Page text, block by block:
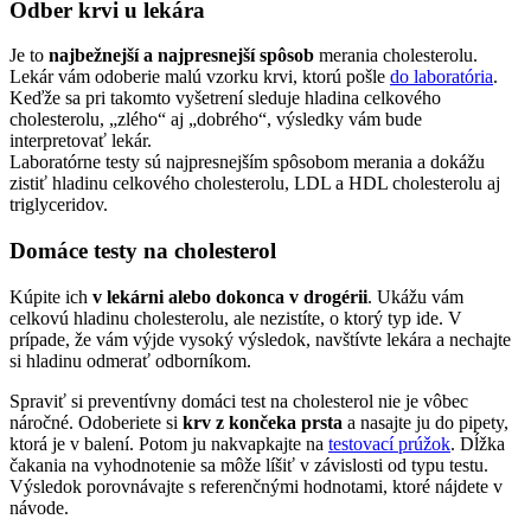
Odber krvi u lekára
Je to najbežnejší a najpresnejší spôsob merania cholesterolu.
Lekár vám odoberie malú vzorku krvi, ktorú pošle do laboratória.
Keďže sa pri takomto vyšetrení sleduje hladina celkového
cholesterolu, „zlého“ aj „dobrého“, výsledky vám bude
interpretovať lekár.
Laboratórne testy sú najpresnejším spôsobom merania a dokážu
zistiť hladinu celkového cholesterolu, LDL a HDL cholesterolu aj
triglyceridov.
Domáce testy na cholesterol
Kúpite ich v lekárni alebo dokonca v drogérii. Ukážu vám
celkovú hladinu cholesterolu, ale nezistíte, o ktorý typ ide. V
prípade, že vám výjde vysoký výsledok, navštívte lekára a nechajte
si hladinu odmerať odborníkom.
Spraviť si preventívny domáci test na cholesterol nie je vôbec
náročné. Odoberiete si krv z končeka prsta a nasajte ju do pipety,
ktorá je v balení. Potom ju nakvapkajte na testovací prúžok. Dĺžka
čakania na vyhodnotenie sa môže líšiť v závislosti od typu testu.
Výsledok porovnávajte s referenčnými hodnotami, ktoré nájdete v
návode.